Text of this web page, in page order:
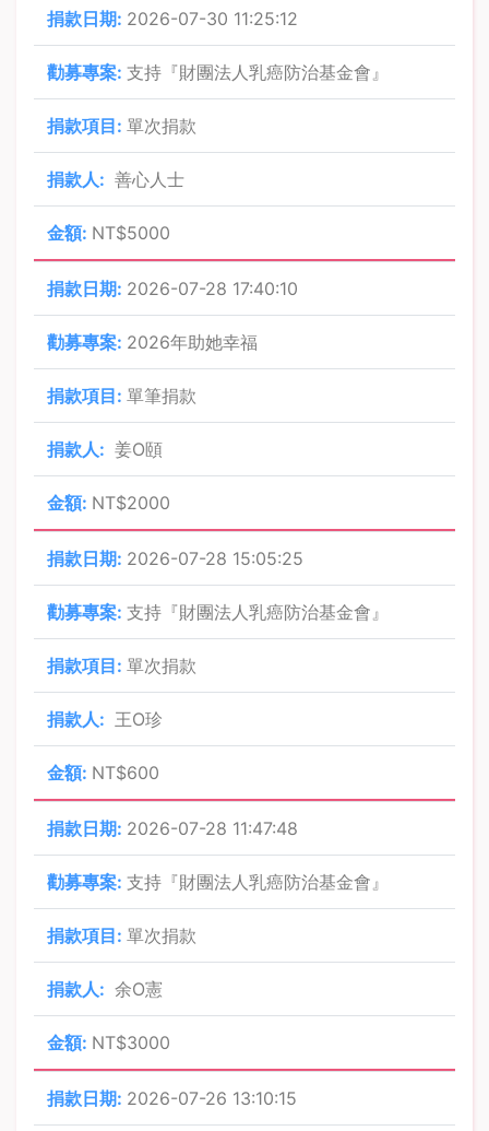
2026-07-30 11:25:12
支持『財團法人乳癌防治基金會』
單次捐款
善心人士
NT$5000
2026-07-28 17:40:10
2026年助她幸福
單筆捐款
姜O頤
NT$2000
2026-07-28 15:05:25
支持『財團法人乳癌防治基金會』
單次捐款
王O珍
NT$600
2026-07-28 11:47:48
支持『財團法人乳癌防治基金會』
單次捐款
余O憲
NT$3000
2026-07-26 13:10:15